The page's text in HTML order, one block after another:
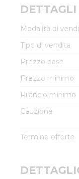
Modalità di
Tipo di vendita
Prezzo base
Prezzo minimo
Rilancio minimo
Cauzione
Termine offerte